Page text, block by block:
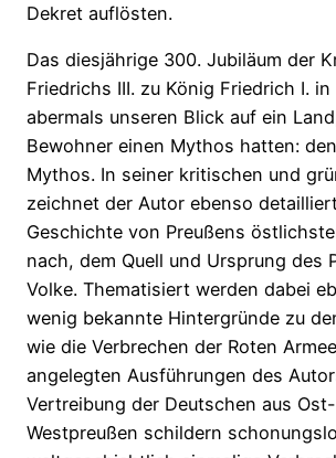
Dekret auflösten.
Das diesjährige 300. Jubiläum der
Friedrichs III. zu König Friedrich I.
abermals unseren Blick auf ein
Bewohner einen Mythos hatten:
Mythos. In seiner kritischen und
zeichnet der Autor ebenso
Geschichte von Preußens
nach, dem Quell und Ursprung des
Volke. Thematisiert werden dabei
wenig bekannte Hintergründe zu
wie die Verbrechen der Roten
angelegten Ausführungen des
Vertreibung der Deutschen aus
Westpreußen schildern